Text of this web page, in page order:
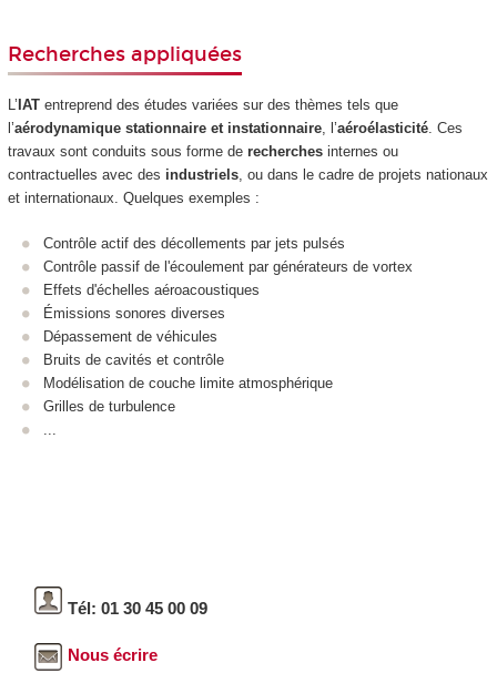
Recherches appliquées
L’ IATentreprend des études variées sur des thèmes tels que
l’aérodynamique stationnaire et instationnaire, l’aéroélasticité. Ces
travaux sont conduits sous forme de recherchesinternes ou
contractuelles avec des industriels, ou dans le cadre de projets nationaux
et internationaux. Quelques exemples :
Contrôle actif des décollements par jets pulsés
Contrôle passif de l'écoulement par générateurs de vortex
Effets d'échelles aéroacoustiques
Émissions sonores diverses
Dépassement de véhicules
Bruits de cavités et contrôle
Modélisation de couche limite atmosphérique
Grilles de turbulence
Tél: 01 30 45 00 09
Nous écrire